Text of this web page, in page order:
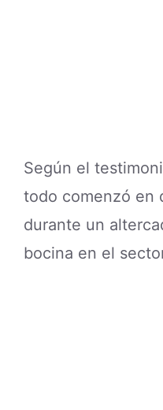
Según el
todo comenzó en
durante un
bocina en el